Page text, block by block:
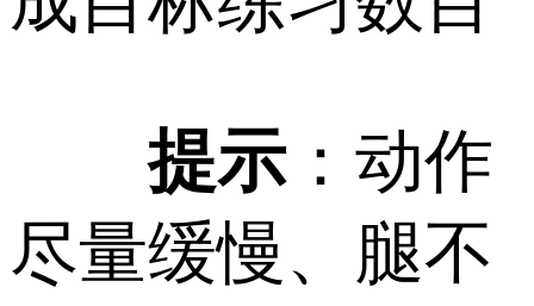
提示：动作
尽量缓慢、腿不